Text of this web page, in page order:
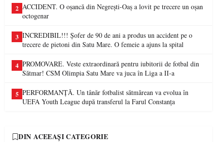
2 ACCIDENT. O oșancă din Negrești-Oaș a lovit pe trecere un oșan
octogenar
3 INCREDIBIL!!! Șofer de 90 de ani a produs un accident pe o
trecere de pietoni din Satu Mare. O femeie a ajuns la spital
4 PROMOVARE. Veste extraordinară pentru iubitorii de fotbal din
Sătmar! CSM Olimpia Satu Mare va juca în Liga a II-a
5 PERFORMANȚĂ. Un tânăr fotbalist sătmărean va evolua în
UEFA Youth League după transferul la Farul Constanța
DIN ACEEAȘI CATEGORIE